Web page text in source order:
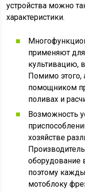
устройства можно
характеристики.
применяют
культивацию,
Помимо этого,
помощником
поливах и
Возможность
хозяйстве
оборудование
поэтому
мотоблоку